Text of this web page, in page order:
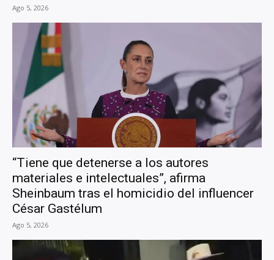
Ago 5, 2026
“Tiene que detenerse a los autores
materiales e intelectuales”, afirma
Sheinbaum tras el homicidio del influencer
César Gastélum
Ago 5, 2026